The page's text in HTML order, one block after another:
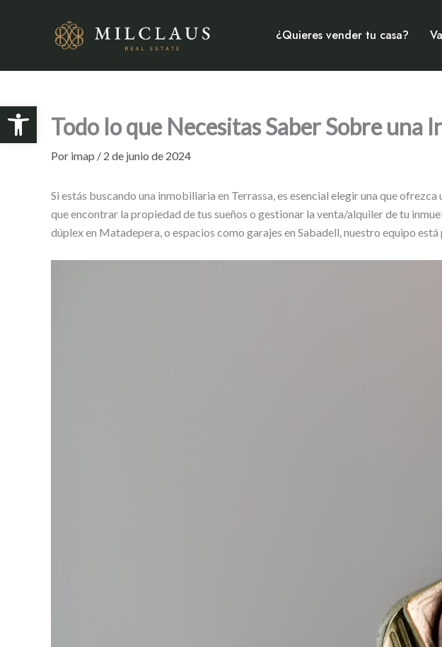
Abrir barra de herramientas
¿Quieres vender tu casa?
Todo lo que Necesitas Saber Sobre una
Por imap / 2 de junio de 2024
Si estás buscando una inmobiliaria en Terrassa, es esencial elegir una que
que encontrar la propiedad de tus sueños o gestionar la venta/alquiler de tu
dúplex en Matadepera, o espacios como garajes en Sabadell, nuestro equipo